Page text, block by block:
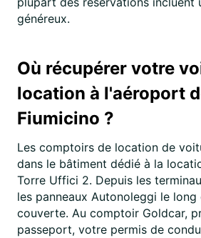
généreux.
Où récupérer votre
location à l'aéroport
Fiumicino ?
Les comptoirs de location de
dans le bâtiment dédié à la
Torre Uffici 2. Depuis les
les panneaux Autonoleggi le long
couverte. Au comptoir Goldcar,
passeport, votre permis de